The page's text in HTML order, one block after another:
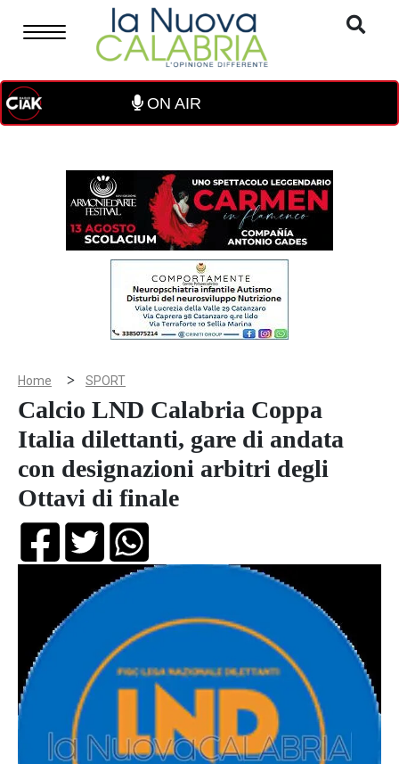
ON AIR
Home > SPORT
Calcio LND Calabria Coppa
Italia dilettanti, gare di andata
con designazioni arbitri degli
Ottavi di finale